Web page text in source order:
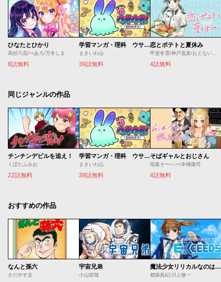
ひなたとひかり
高杉六花/べあろ/万冬しま
8話無料
学習マンガ・理科 ウサウサ！
まきいわ山
39話無料
恋とポテトと夏休み
4話無料
同じジャンルの作品
チンチンデビルを追え！
くぼたふみお
22話無料
学習マンガ・理科 ウサウサ！
まきいわ山
39話無料
そばギャルとおじさん
稲葉そーへー/本橋隆司
4話無料
おすすめの作品
なんと孫六
さだやす圭
宇宙兄弟
小山宙哉
魔法少女リリカルなのは EXCEEDS
都築真紀/川上修一